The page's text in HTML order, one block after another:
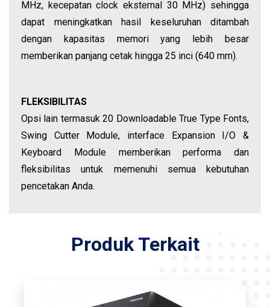
MHz, kecepatan clock eksternal 30 MHz) sehingga
dapat meningkatkan hasil keseluruhan ditambah
dengan kapasitas memori yang lebih besar
memberikan panjang cetak hingga 25 inci (640 mm).
FLEKSIBILITAS
Opsi lain termasuk 20 Downloadable True Type Fonts,
Swing Cutter Module, interface Expansion I/O &
Keyboard Module memberikan performa dan
fleksibilitas untuk memenuhi semua kebutuhan
pencetakan Anda.
Produk Terkait